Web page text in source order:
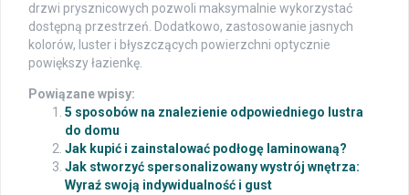
drzwi prysznicowych pozwoli maksymalnie wykorzystać
dostępną przestrzeń. Dodatkowo, zastosowanie jasnych
kolorów, luster i błyszczących powierzchni optycznie
powiększy łazienkę.
Powiązane wpisy:
5 sposobów na znalezienie odpowiedniego lustra
do domu
Jak kupić i zainstalować podłogę laminowaną?
Jak stworzyć spersonalizowany wystrój wnętrza:
Wyraź swoją indywidualność i gust